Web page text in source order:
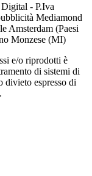
- P.Iva
Mediamond
Amsterdam (Paesi
Monzese (MI)
e/o riprodotti è
di sistemi di
divieto espresso di